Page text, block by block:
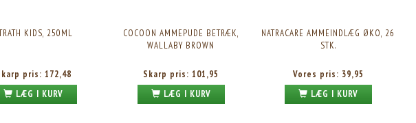
KIDS, 250ML
pris: 172,48
LÆG I KURV
COCOON AMMEPUDE BETRÆK,
WALLABY BROWN
Skarp pris:101,95
LÆG I KURV
NATRACARE AMMEINDLÆG ØKO, 26
STK.
Vores pris: 39,95
LÆG I KURV